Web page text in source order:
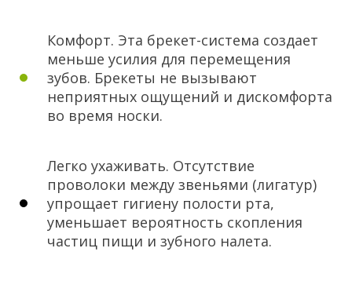
Комфорт. Эта брекет-система создает
меньше усилия для перемещения
зубов. Брекеты не вызывают
неприятных ощущений и дискомфорта
во время носки.
Легко ухаживать. Отсутствие
проволоки между звеньями (лигатур)
упрощает гигиену полости рта,
уменьшает вероятность скопления
частиц пищи и зубного налета.